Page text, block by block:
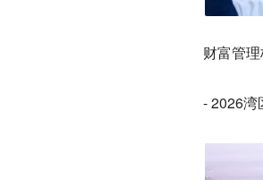
财富管
- 2026湾